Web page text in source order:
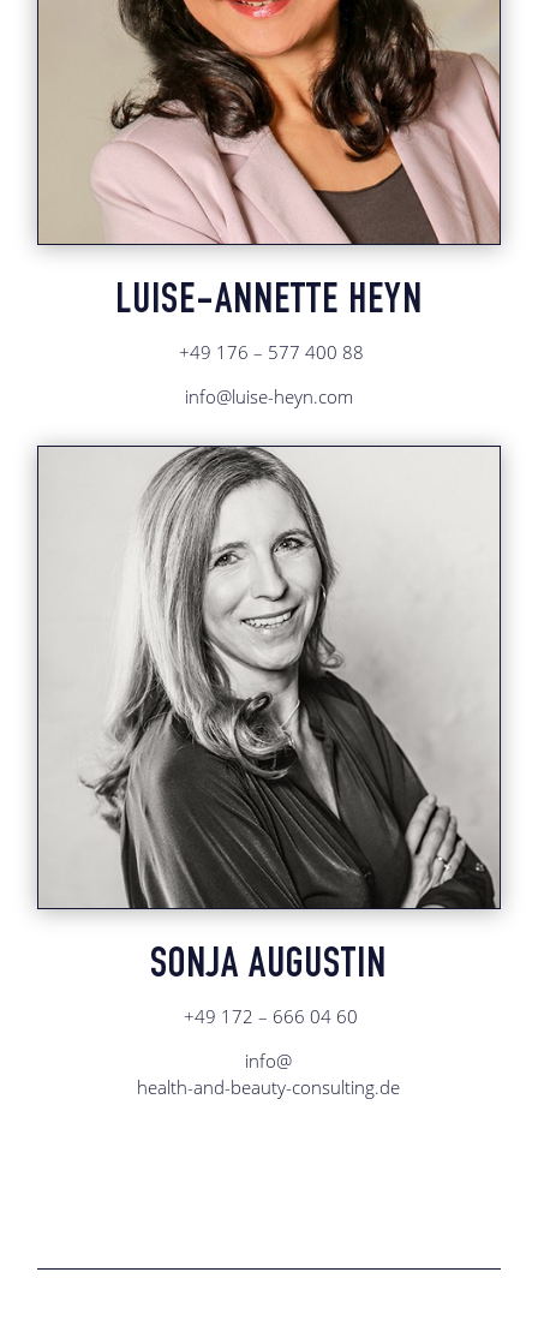
LUISE-ANNETTE HEYN
+49 176 – 577 400 88
info@luise-heyn.com
SONJA AUGUSTIN
+49 172 – 666 04 60
info@
health-and-beauty-consulting.de